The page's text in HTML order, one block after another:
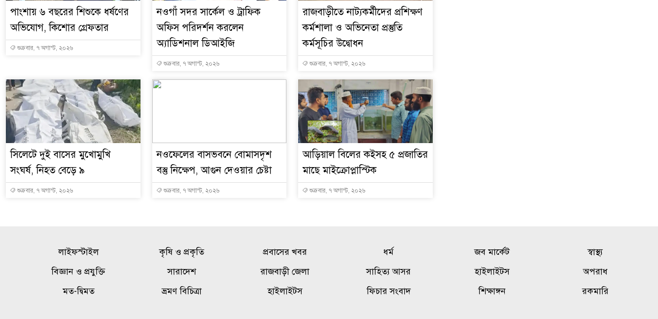
পাংশায় ৬ বছরের শিশুকে ধর্ষণের
অভিযোগ, কিশোর গ্রেফতার
শুক্রবার, ৭ অগাস্ট, ২০২৬
নওগাঁ সদর সার্কেল ও ট্রাফিক
অফিস পরিদর্শন করলেন
অ্যাডিশনাল ডিআইজি
শুক্রবার, ৭ অগাস্ট, ২০২৬
রাজবাড়ীতে নাট্যকর্মীদের প্রশিক্ষণ
কর্মশালা ও অভিনেতা প্রস্তুতি
কর্মসূচির উদ্বোধন
শুক্রবার, ৭ অগাস্ট, ২০২৬
সিলেটে দুই বাসের মুখোমুখি
সংঘর্ষ, নিহত বেড়ে ৯
শুক্রবার, ৭ অগাস্ট, ২০২৬
নওফেলের বাসভবনে বোমাসদৃশ
বস্তু নিক্ষেপ, আগুন দেওয়ার চেষ্টা
শুক্রবার, ৭ অগাস্ট, ২০২৬
আড়িয়াল বিলের কইসহ ৫ প্রজাতির
মাছে মাইক্রোপ্লাস্টিক
শুক্রবার, ৭ অগাস্ট, ২০২৬
লাইফস্টাইল কৃষি ও প্রকৃতি প্রবাসের খবর ধর্ম জব মার্কেট
স্বাস্থ্য
বিজ্ঞান ও প্রযুক্তি
সারাদেশ রাজবাড়ী জেলা সাহিত্য আসর হাইলাইটস
অপরাধ
মত-দ্বিমত
ভ্রমণ বিচিত্রা হাইলাইটস ফিচার সংবাদ শিক্ষাঙ্গন রকমারি